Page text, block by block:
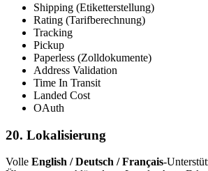
Shipping (Etiketterstellung)
Rating (Tarifberechnung)
Tracking
Pickup
Paperless (Zolldokumente)
Address Validation
Time In Transit
Landed Cost
OAuth
20. Lokalisierung
Volle English / Deutsch / Français-